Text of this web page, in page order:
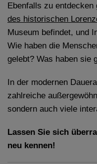
Wir nutzen YouTube im
bewirkt laut YouTube, dass
Besucher auf dieser Website
ansehen.
oder auch Anwendungen
Ebenfalls zu entdecken
des historischen
Museum befindet, und
Wie haben die
gelebt? Was haben sie
In der modernen
zahlreiche
sondern auch viele
Lassen Sie sich
neu kennen!